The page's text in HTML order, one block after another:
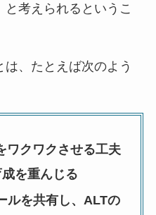
と考えられるというこ
は、たとえば次のよう
ワクワクさせる工夫
を重んじる
ルを共有し、ALTの